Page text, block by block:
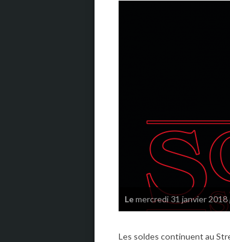
Lemercredi 31 janvier 2018
Les soldes continuent au